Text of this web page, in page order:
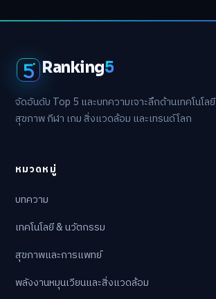
Ranking5
จัดอันดับ Top 5 และบทความเจาะลึกด้านเทคโนโลยี
สุขภาพ กีฬา เกม สิ่งแวดล้อม และเทรนด์โลก
หมวดหมู่
บทความ
เทคโนโลยี & นวัตกรรม
สุขภาพและการแพทย์
พลังงานหมุนเวียนและสิ่งแวดล้อม